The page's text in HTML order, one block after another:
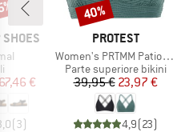
SHOES
di prodotti
ridotto
€
(3)
MARCHIO
PROTEST
Articolo
Women's PRTMM Patio Triangle
Gruppo di prodotti
Parte superiore bikini
Prezzo
39,95 €Prezzo
23,97 €
4,9(23)
Sconto
40%